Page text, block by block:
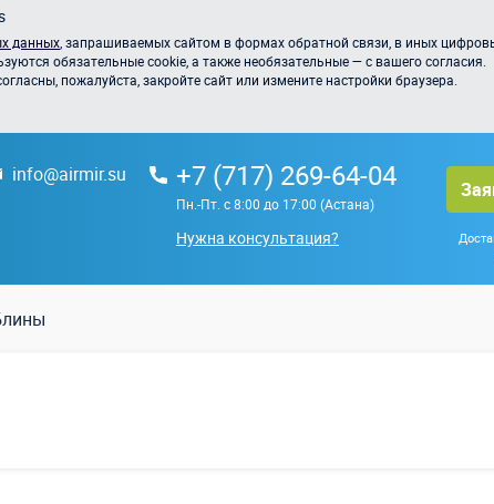
данных , запрашиваемых сайтом в формах обратной связи, в иных
обязательные cookie, а также необязательные — с вашего согласия.
пожалуйста, закройте сайт или измените настройки браузера.
info@airmir.su +7 (717) 269-64-04
Пн.-Пт. с 8:00 до 17:00 (Астана)
Нужна консультация?